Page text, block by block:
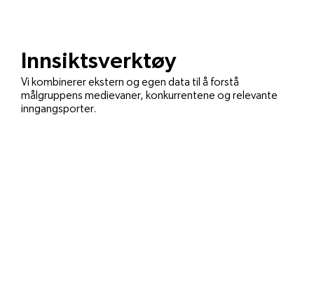
Innsiktsverktøy
Vi kombinerer ekstern og egen data til å forstå
målgruppens medievaner, konkurrentene og relevante
inngangsporter.